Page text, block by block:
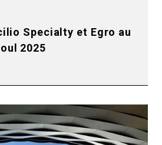
Specialty et Egro au
2025